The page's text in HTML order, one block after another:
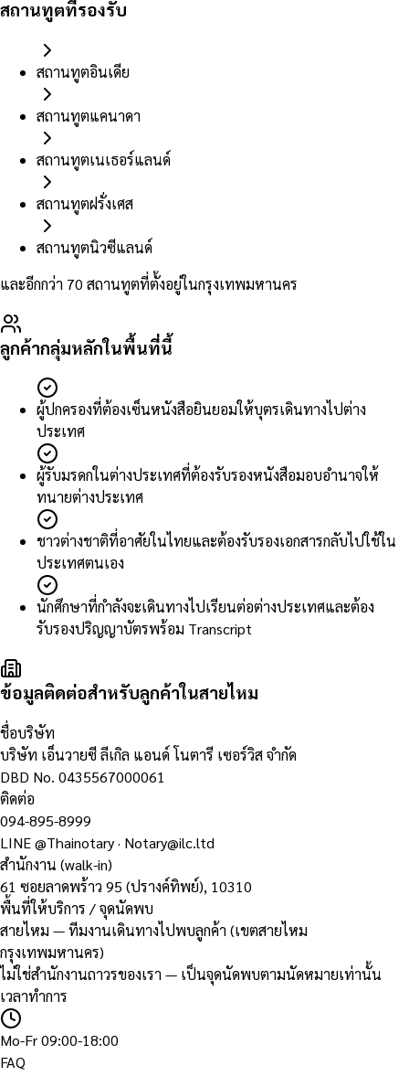
สถานทูตที่รองรับ
สถานทูตอินเดีย
สถานทูตแคนาดา
สถานทูตเนเธอร์แลนด์
สถานทูตฝรั่งเศส
สถานทูตนิวซีแลนด์
และอีกกว่า 70 สถานทูตที่ตั้งอยู่ในกรุงเทพมหานคร
ลูกค้ากลุ่มหลักในพื้นที่นี้
ผู้ปกครองที่ต้องเซ็นหนังสือยินยอมให้บุตรเดินทางไปต่าง
ประเทศ
ผู้รับมรดกในต่างประเทศที่ต้องรับรองหนังสือมอบอำนาจให้
ทนายต่างประเทศ
ชาวต่างชาติที่อาศัยในไทยและต้องรับรองเอกสารกลับไปใช้ใน
ประเทศตนเอง
นักศึกษาที่กำลังจะเดินทางไปเรียนต่อต่างประเทศและต้อง
รับรองปริญญาบัตรพร้อม Transcript
ข้อมูลติดต่อสำหรับลูกค้าในสายไหม
ชื่อบริษัท
บริษัท เอ็นวายซี ลีเกิล แอนด์ โนตารี เซอร์วิส จำกัด
DBD No. 0435567000061
ติดต่อ
094-895-8999
LINE@Thainotary· Notary@ilc.ltd
สำนักงาน (walk-in)
61 ซอยลาดพร้าว 95 (ปรางค์ทิพย์), 10310
พื้นที่ให้บริการ / จุดนัดพบ
สายไหม — ทีมงานเดินทางไปพบลูกค้า (เขตสายไหม
กรุงเทพมหานคร)
ไม่ใช่สำนักงานถาวรของเรา — เป็นจุดนัดพบตามนัดหมายเท่านั้น
เวลาทำการ
Mo-Fr 09:00-18:00
FAQ